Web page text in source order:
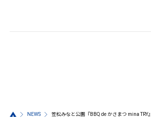
NEWS 笠松みなと公園『BBQ de かさまつ mina TRY』